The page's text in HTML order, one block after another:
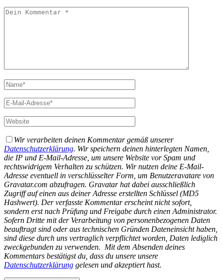
Wir verarbeiten deinen Kommentar gemäß unserer
Datenschutzerklärung. Wir speichern deinen hinterlegten Namen,
die IP und E-Mail-Adresse, um unsere Website vor Spam und
rechtswidrigem Verhalten zu schützen. Wir nutzen deine E-Mail-
Adresse eventuell in verschlüsselter Form, um Benutzeravatare von
Gravatar.com abzufragen. Gravatar hat dabei ausschließlich
Zugriff auf einen aus deiner Adresse erstellten Schlüssel (MD5
Hashwert). Der verfasste Kommentar erscheint nicht sofort,
sondern erst nach Prüfung und Freigabe durch einen Administrator.
Sofern Dritte mit der Verarbeitung von personenbezogenen Daten
beauftragt sind oder aus technischen Gründen Dateneinsicht haben,
sind diese durch uns vertraglich verpflichtet worden, Daten lediglich
zweckgebunden zu verwenden. Mit dem Absenden deines
Kommentars bestätigst du, dass du unsere unsere
Datenschutzerklärung gelesen und akzeptiert hast.